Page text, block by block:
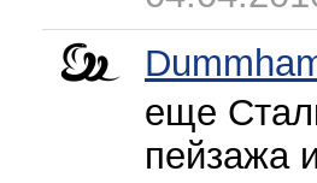
еще
пейзажа